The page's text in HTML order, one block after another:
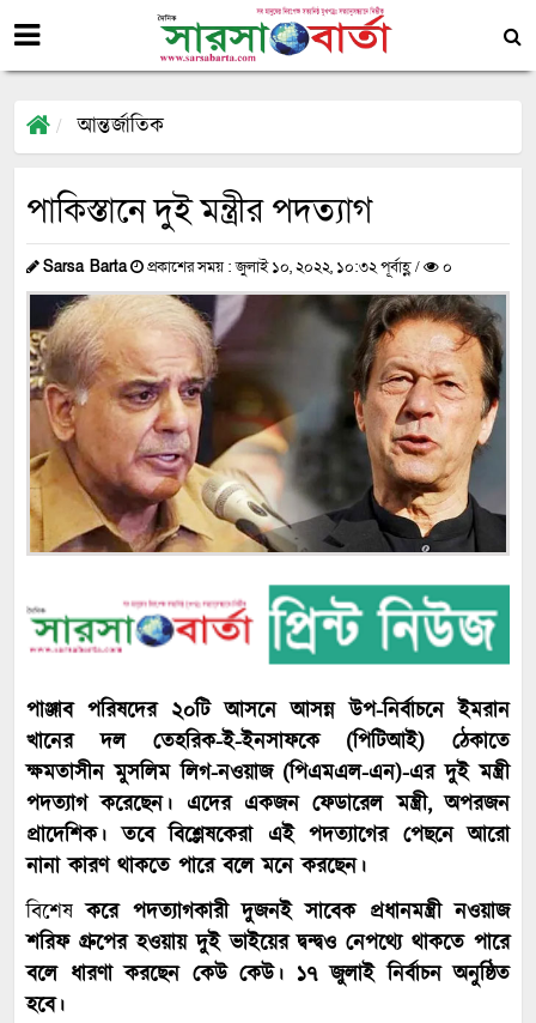
আন্তর্জাতিক
পাকিস্তানে দুই মন্ত্রীর পদত্যাগ
Sarsa Barta প্রকাশের সময় : জুলাই ১০, ২০২২, ১০:৩২ পূর্বাহ্ণ / ০
পাঞ্জাব পরিষদের ২০টি আসনে আসন্ন উপ-নির্বাচনে ইমরান
খানের দল তেহরিক-ই-ইনসাফকে (পিটিআই) ঠেকাতে
ক্ষমতাসীন মুসলিম লিগ-নওয়াজ (পিএমএল-এন)-এর দুই মন্ত্রী
পদত্যাগ করেছেন। এদের একজন ফেডারেল মন্ত্রী, অপরজন
প্রাদেশিক। তবে বিশ্লেষকেরা এই পদত্যাগের পেছনে আরো
নানা কারণ থাকতে পারে বলে মনে করছেন।
বিশেষ করে পদত্যাগকারী দুজনই সাবেক প্রধানমন্ত্রী নওয়াজ
শরিফ গ্রুপের হওয়ায় দুই ভাইয়ের দ্বন্দ্বও নেপথ্যে থাকতে পারে
বলে ধারণা করছেন কেউ কেউ। ১৭ জুলাই নির্বাচন অনুষ্ঠিত
হবে।